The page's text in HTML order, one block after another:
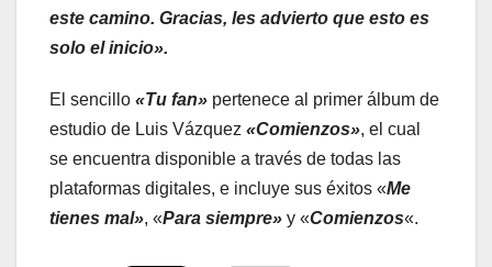
este camino. Gracias, les advierto que esto es
solo el inicio».
El sencillo «Tu fan» pertenece al primer álbum de
estudio de Luis Vázquez «Comienzos», el cual
se encuentra disponible a través de todas las
plataformas digitales, e incluye sus éxitos «Me
tienes mal», «Para siempre» y «Comienzos«.